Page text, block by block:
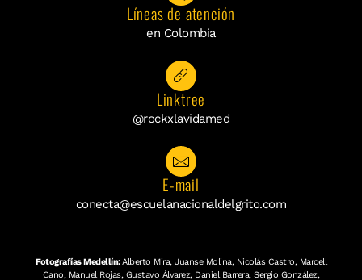
Líneas de atención
en Colombia
Linktree
@rockxlavidamed
E-mail
conecta@escuelanacionaldelgrito.com
Fotografías Medellín:Alberto Mira, Juanse Molina, Nicolás Castro, Marcell
Cano, Manuel Rojas, Gustavo Álvarez, Daniel Barrera, Sergio González,